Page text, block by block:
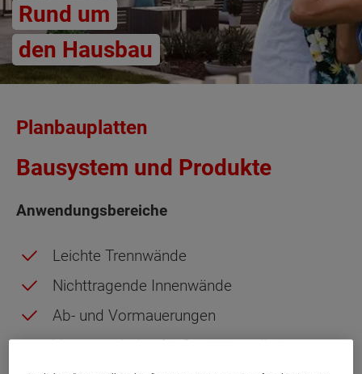
Rund um
den Hausbau
Planbauplatten
Bausystem und Produkte
Anwendungsbereiche
Leichte Trennwände
Nichttragende Innenwände
Ab- und Vormauerungen
Vorsatzschalen für Sanitärinstallationen